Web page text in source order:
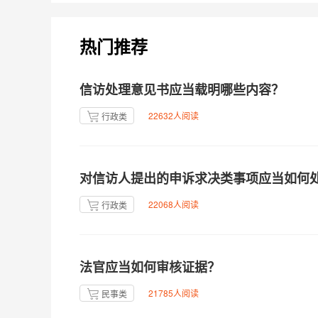
热门推荐
信访处理意见书应当载明哪些内容？
行政类 22632人阅读
对信访人提出的申诉求决类事项应当如何
行政类 22068人阅读
法官应当如何审核证据？
民事类 21785人阅读